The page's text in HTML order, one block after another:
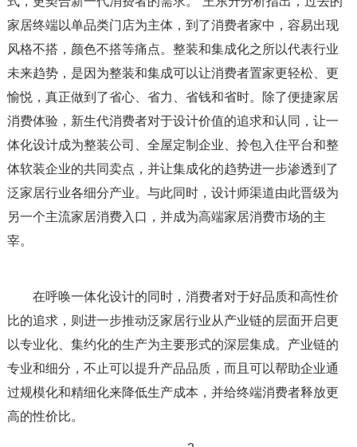
家居终端以单品类门店为主体，到了消费者家中，容易出现
风格不搭，颜色不搭等痛点。整装和集成化之所以代表行业
未来趋势，是因为整装和集成可以让消费者置家更轻松、更
愉悦，真正做到了省心、省力、省钱和省时。除了便捷家居
消费体验，新生代消费者对于设计价值的追求和认同，让一
体化设计成为整装公司、全屋定制企业、拎包入住平台和整
体软装企业的共同卖点，并让集成化的趋势进一步渗透到了
泛家居行业各细分产业。与此同时，设计师渠道由此晋级为
另一个主流家居消费入口，并成为高端家居消费市场的主
宰。
在呼唤一体化设计的同时，消费者对于好品质和高性价
比的追求，则进一步推动泛家居行业从产业链的层面开启更
以专业化、集约化的生产为主要形式的深层集成。产业链的
专业和细分，不止可以提升产品品质，而且可以帮助企业通
过规模化和精细化来降低生产成本，并给终端消费者释放更
高的性价比。